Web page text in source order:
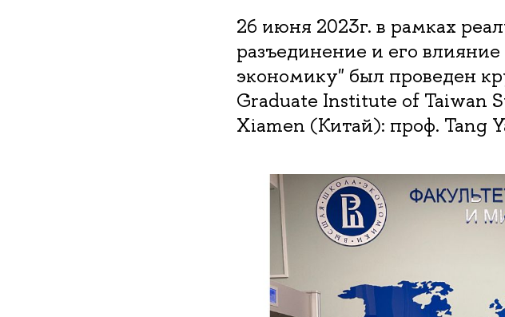
26 июня 2023г. в рамках
разъединение и его
экономику" был проведен
Graduate Institute of Taiwan
Xiamen (Китай): проф. Tang